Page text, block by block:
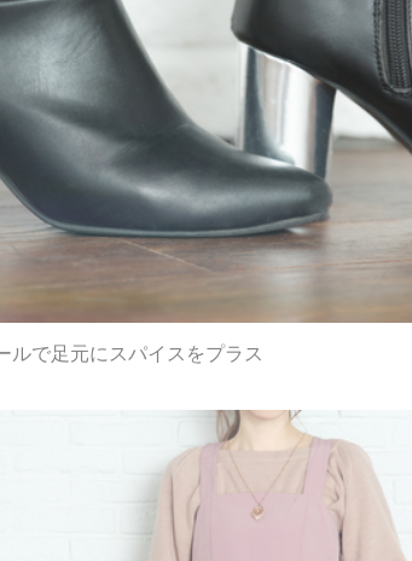
ルで足元にスパイスをプラス